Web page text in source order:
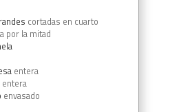
cortadas en cuarto
por la mitad
entera
entera
envasado